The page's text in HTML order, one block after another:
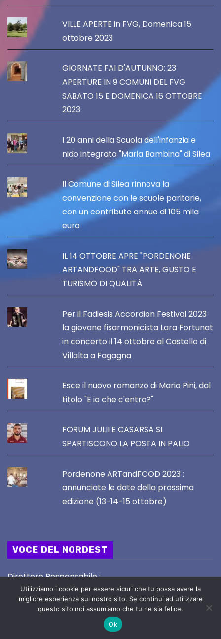
VILLE APERTE in FVG, Domenica 15
ottobre 2023
GIORNATE FAI D'AUTUNNO: 23
APERTURE IN 9 COMUNI DEL FVG
SABATO 15 E DOMENICA 16 OTTOBRE
2023
I 20 anni della Scuola dell'infanzia e
nido integrato "Maria Bambina" di Silea
Il Comune di Silea rinnova la
convenzione con le scuole paritarie,
con un contributo annuo di 105 mila
euro
IL 14 OTTOBRE APRE "PORDENONE
ARTANDFOOD" TRA ARTE, GUSTO E
TURISMO DI QUALITÀ
Per il Fadiesis Accordion Festival 2023
la giovane fisarmonicista Lara Fortunat
in concerto il 14 ottobre al Castello di
Villalta a Fagagna
Esce il nuovo romanzo di Mario Pini, dal
titolo "E io che c'entro?"
FORUM JULII E CASARSA SI
SPARTISCONO LA POSTA IN PALIO
Pordenone ARTandFOOD 2023 :
annunciate le date della prossima
edizione (13-14-15 ottobre)
VOCE DEL NORDEST
Direttore Responsabile :
STEFANO SERAFINI
email : redazione@vocedelnordest.it
Registrazione Tribunale di UDINE nr. 02/2019 del
Utilizziamo i cookie per essere sicuri che tu possa avere la
migliore esperienza sul nostro sito. Se continui ad utilizzare
questo sito noi assumiamo che tu ne sia felice.
Ok